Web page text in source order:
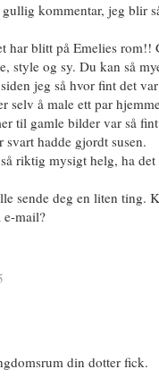
gullig kommentar, jeg blir
har blitt på Emelies rom!!
style og sy. Du kan så
jeg så hvor fint det
selv å male ett par
til gamle bilder var så
hadde gjordt susen.
riktig mysigt helg, ha
sende deg en liten ting.
e-mail?
din dotter fick.